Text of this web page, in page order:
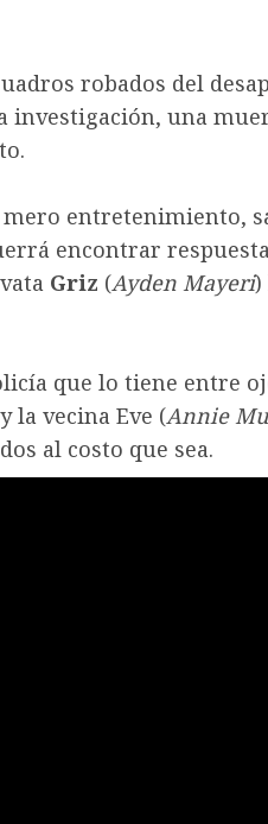
robados del
investigación, una
entretenimiento,
encontrar
Griz (Ayden Mayeri)
que lo tiene entre
la vecina Eve (Annie
al costo que sea.